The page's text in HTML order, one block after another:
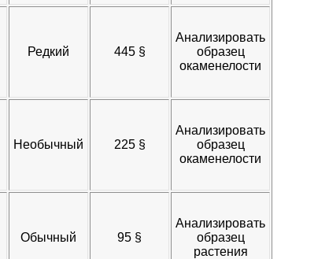
Редкий 445 §​
Анализировать
образец
окаменелости
Необычный 225 §​
Анализировать
образец
окаменелости
Обычный 95 §​
Анализировать
образец
растения